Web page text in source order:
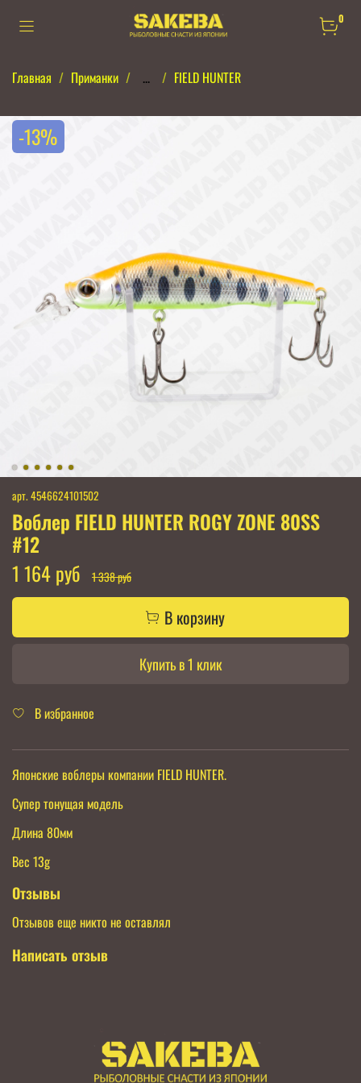
0
Главная Приманки ... FIELD HUNTER
-13%
арт. 4546624101502
Воблер FIELD HUNTER ROGY ZONE 80SS
#12
1 164 руб
1 338 руб
В корзину
Купить в 1 клик
В избранное
Японские воблеры компании FIELD HUNTER.
Супер тонущая модель
Длина 80мм
Вес 13g
Отзывы
Отзывов еще никто не оставлял
Написать отзыв